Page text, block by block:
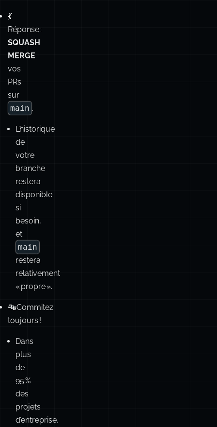
occuper
du
tout ?)
💃
Réponse :
SQUASH
L’historique
de
votre
branche
restera
disponible
si
besoin,
restera
relativement
« propre ».
toujours !
Dans
plus